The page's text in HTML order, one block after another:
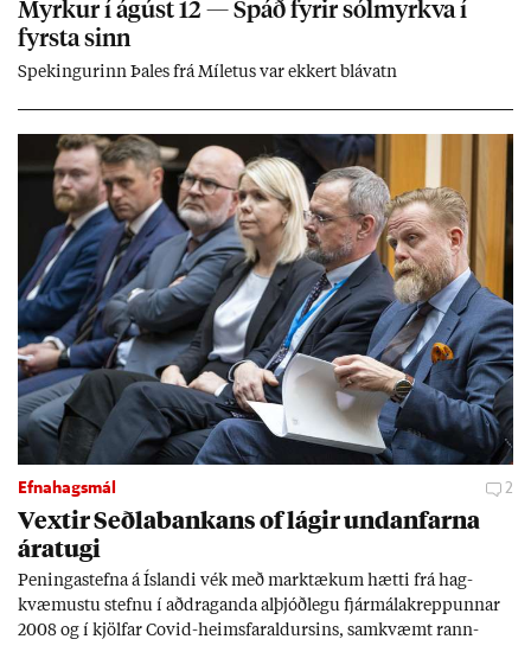
Myrk­ur í ág­úst 12 — Spáð fyr­ir sól­myrkva í
fyrsta sinn
Spek­ing­ur­inn Þa­les frá Míletus var ekk­ert blá­vatn
Efnahagsmál 2
Vext­ir Seðla­bank­ans of lág­ir und­an­farna
ára­tugi
Pen­inga­stefna á Ís­landi vék með mark­tæk­um hætti frá hag­
kvæm­ustu stefnu í að­drag­anda al­þjóð­legu fjár­málakrepp­unn­ar
2008 og í kjöl­far Covid-heims­far­ald­urs­ins, sam­kvæmt rann­